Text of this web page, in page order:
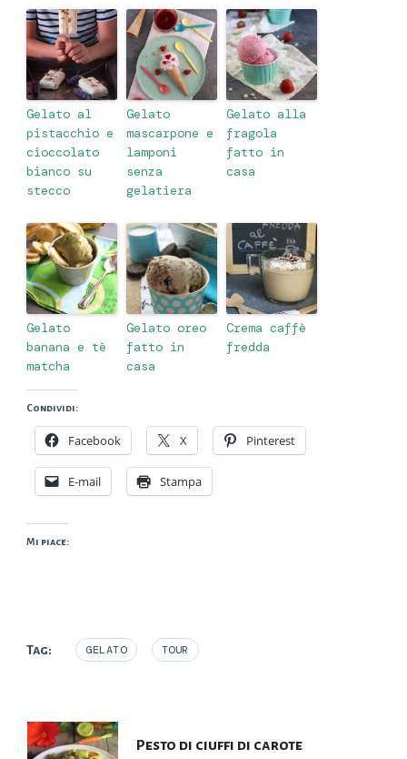
Gelato al
pistacchio e
cioccolato
bianco su
stecco
Gelato
mascarpone e
lamponi
senza
gelatiera
Gelato alla
fragola
fatto in
casa
Gelato
banana e tè
matcha
Gelato oreo
fatto in
casa
Crema caffè
fredda
Condividi:
Facebook X Pinterest
E-mail Stampa
Mi piace:
Tag: GELATO TOUR
NavigazionePesto di ciuffi di carote